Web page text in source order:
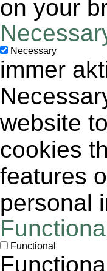
on your
Necessary
immer
website
cookies
features
personal
Functional